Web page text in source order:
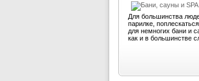
Для большинства
парилке,
для немногих бани и
как и в большинстве